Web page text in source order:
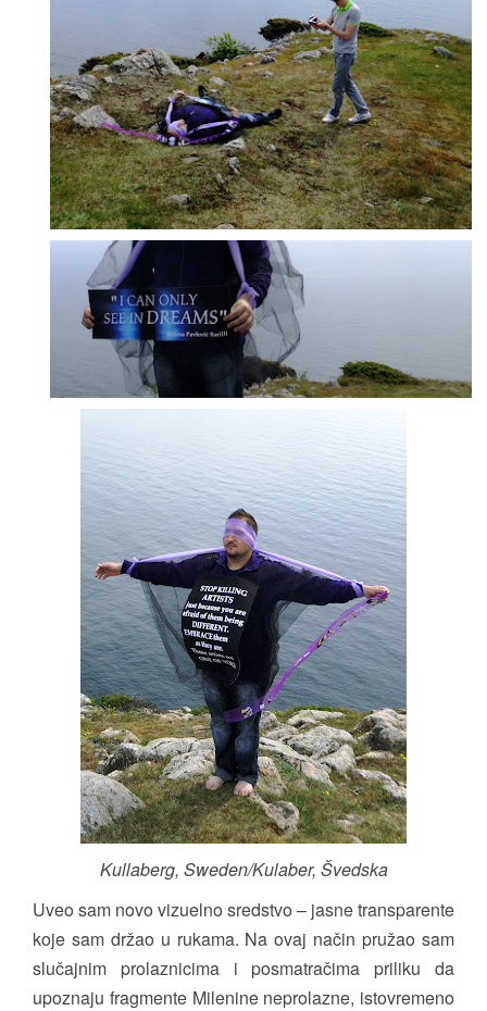
Kullaberg, Sweden/Kulaber, Švedska
Uveo sam novo vizuelno sredstvo – jasne transparente
koje sam držao u rukama. Na ovaj način pružao sam
slučajnim prolaznicima i posmatračima priliku da
upoznaju fragmente Milenine neprolazne, istovremeno